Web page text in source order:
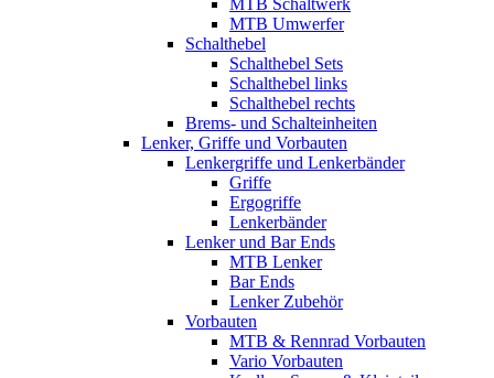
MTB Schaltwerk
MTB Umwerfer
Schalthebel
Schalthebel Sets
Schalthebel links
Schalthebel rechts
Brems- und Schalteinheiten
Lenker, Griffe und Vorbauten
Lenkergriffe und Lenkerbänder
Griffe
Ergogriffe
Lenkerbänder
Lenker und Bar Ends
MTB Lenker
Bar Ends
Lenker Zubehör
Vorbauten
MTB & Rennrad Vorbauten
Vario Vorbauten